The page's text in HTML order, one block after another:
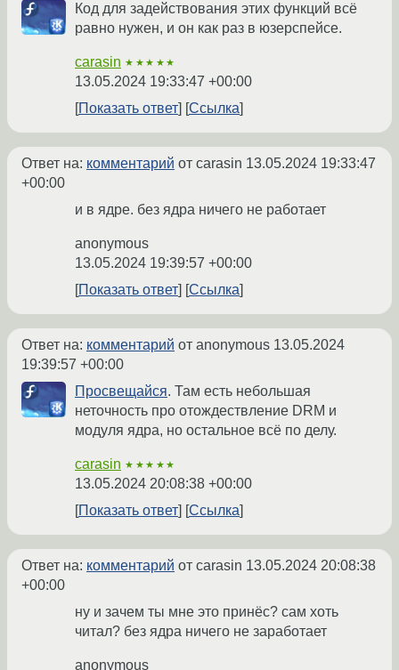
Код для задействования этих функций всё
равно нужен, и он как раз в юзерспейсе.
carasin ★★★★★
13.05.2024 19:33:47 +00:00
Показать ответ
Ссылка
Ответ на: комментарий от carasin 13.05.2024 19:33:47
+00:00
и в ядре. без ядра ничего не работает
anonymous
13.05.2024 19:39:57 +00:00
Показать ответ
Ссылка
Ответ на: комментарий от anonymous 13.05.2024
19:39:57 +00:00
Просвещайся. Там есть небольшая
неточность про отождествление DRM и
модуля ядра, но остальное всё по делу.
carasin ★★★★★
13.05.2024 20:08:38 +00:00
Показать ответ
Ссылка
Ответ на: комментарий от carasin 13.05.2024 20:08:38
+00:00
ну и зачем ты мне это принёс? сам хоть
читал? без ядра ничего не заработает
anonymous